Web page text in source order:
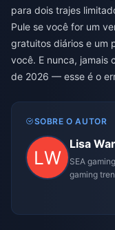
para dois trajes
Pule se você for um
gratuitos diários e um
você. E nunca, jamais
de 2026 — esse é o
SOBRE O AUTOR
Lisa
SEA
gaming